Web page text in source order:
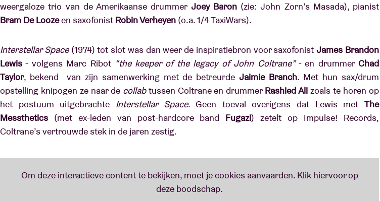
weergaloze trio van de Amerikaanse drummer Joey Baron(zie: John Zorn’s Masada), pianist
Bram De Loozeen saxofonist Robin Verheyen (o.a. 1/4 TaxiWars).
Interstellar Space(1974) tot slot was dan weer de inspiratiebron voor saxofonistJames Brandon
Lewis - volgens Marc Ribot “the keeper of the legacy of John Coltrane”- en drummer Chad
Taylor, bekend van zijn samenwerking met de betreurdeJaimie Branch. Met hun sax/drum
opstelling knipogen ze naar de collabtussen Coltrane en drummer Rashied Ali zoals te horen op
het postuum uitgebrachte Interstellar Space. Geen toeval overigens dat Lewis metThe
Messthetics (met ex-leden van post-hardcore band Fugazi) zetelt op Impulse! Records,
Coltrane’s vertrouwde stek in de jaren zestig.